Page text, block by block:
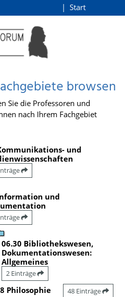
Start
browsen
Sie die Professoren und
nach Ihrem Fachgebiet
und
und
06.30 Bibliothekswesen,
Dokumentationswesen:
Allgemeines
2 Einträge
Philosophie 48 Einträge